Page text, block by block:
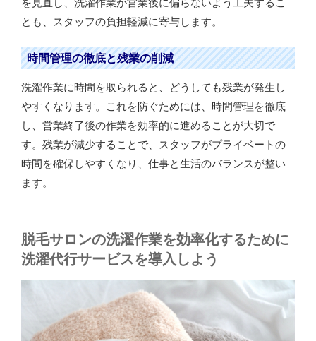
を見直し、洗濯作業が営業後に偏らないよう工夫するこ
とも、スタッフの負担軽減に寄与します。
時間管理の徹底と残業の削減
洗濯作業に時間を取られると、どうしても残業が発生し
やすくなります。これを防ぐためには、時間管理を徹底
し、営業終了後の作業を効率的に進めることが大切で
す。残業が減少することで、スタッフがプライベートの
時間を確保しやすくなり、仕事と生活のバランスが整い
ます。
脱毛サロンの洗濯作業を効率化するために
洗濯代行サービスを導入しよう